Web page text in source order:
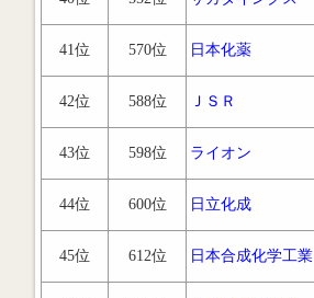
41位 570位 日本化薬
42位 588位 ＪＳＲ
43位 598位 ライオン
44位 600位 日立化成
45位 612位 日本合成化学工業